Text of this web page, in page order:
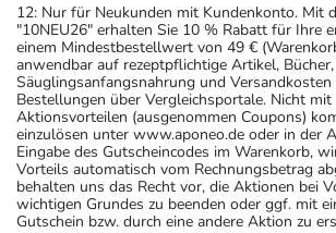
12: Nur für Neukunden mit Kundenkonto. Mit
"10NEU26" erhalten Sie 10 % Rabatt für Ihre
einem Mindestbestellwert von 49 €
anwendbar auf rezeptpflichtige Artikel, Bücher,
Säuglingsanfangsnahrung und
Bestellungen über Vergleichsportale. Nicht mit
Aktionsvorteilen (ausgenommen Coupons)
einzulösen unter www.aponeo.de oder in der
Eingabe des Gutscheincodes im Warenkorb,
Vorteils automatisch vom Rechnungsbetrag
behalten uns das Recht vor, die Aktionen bei
wichtigen Grundes zu beenden oder ggf. mit
Gutschein bzw. durch eine andere Aktion zu